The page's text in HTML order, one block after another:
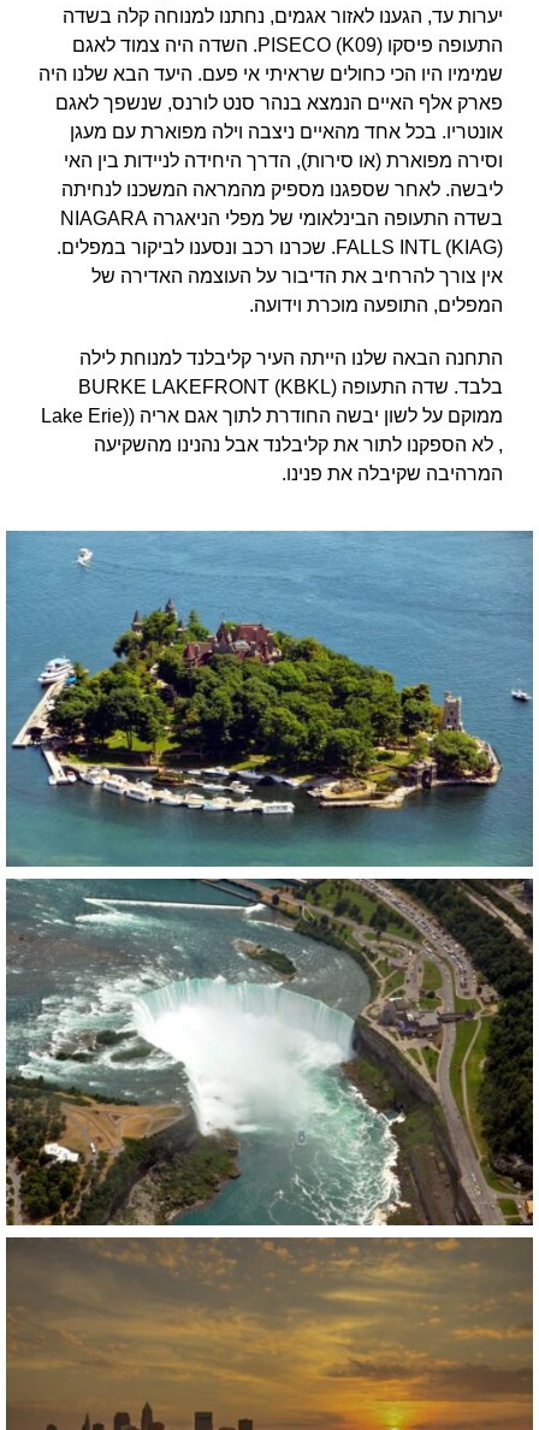
יערות עד, הגענו לאזור אגמים, נחתנו למנוחה קלה בשדה
התעופה פיסקו PISECO (K09). השדה היה צמוד לאגם
שמימיו היו הכי כחולים שראיתי אי פעם. היעד הבא שלנו היה
פארק אלף האיים הנמצא בנהר סנט לורנס, שנשפך לאגם
אונטריו. בכל אחד מהאיים ניצבה וילה מפוארת עם מעגן
וסירה מפוארת (או סירות), הדרך היחידה לניידות בין האי
ליבשה. לאחר שספגנו מספיק מהמראה המשכנו לנחיתה
בשדה התעופה הבינלאומי של מפלי הניאגרה NIAGARA
FALLS INTL (KIAG). שכרנו רכב ונסענו לביקור במפלים.
אין צורך להרחיב את הדיבור על העוצמה האדירה של
המפלים, התופעה מוכרת וידועה.
התחנה הבאה שלנו הייתה העיר קליבלנד למנוחת לילה
בלבד. שדה התעופה BURKE LAKEFRONT (KBKL)
ממוקם על לשון יבשה החודרת לתוך אגם אריה ((Lake Erie
, לא הספקנו לתור את קליבלנד אבל נהנינו מהשקיעה
המרהיבה שקיבלה את פנינו.